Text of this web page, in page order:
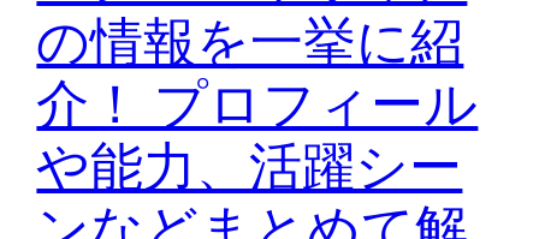
の情報を一挙に紹
介！ プロフィール
や能力、活躍シー